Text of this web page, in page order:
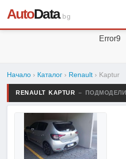
AutoData.bg
Error9
Начало › Каталог › Renault › Kaptur
RENAULT KAPTUR – ПОДМОДЕЛИ